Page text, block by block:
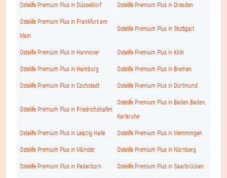
Ostelife Premium Plus in Düsseldorf Ostelife Premium Plus in Dresden
Ostelife Premium Plus in Frankfurt am
Main
Ostelife Premium Plus in Stuttgart
Ostelife Premium Plus in Hannover Ostelife Premium Plus in Köln
Ostelife Premium Plus in Hamburg Ostelife Premium Plus in Bremen
Ostelife Premium Plus in Cochstedt Ostelife Premium Plus in Dortmund
Ostelife Premium Plus in Friedrichshafen
Ostelife Premium Plus in Baden Baden,
Karlsruhe
Ostelife Premium Plus in Leipzig Halle Ostelife Premium Plus in Memmingen
Ostelife Premium Plus in Münster Ostelife Premium Plus in Nürnberg
Ostelife Premium Plus in Paderborn Ostelife Premium Plus in Saarbrücken